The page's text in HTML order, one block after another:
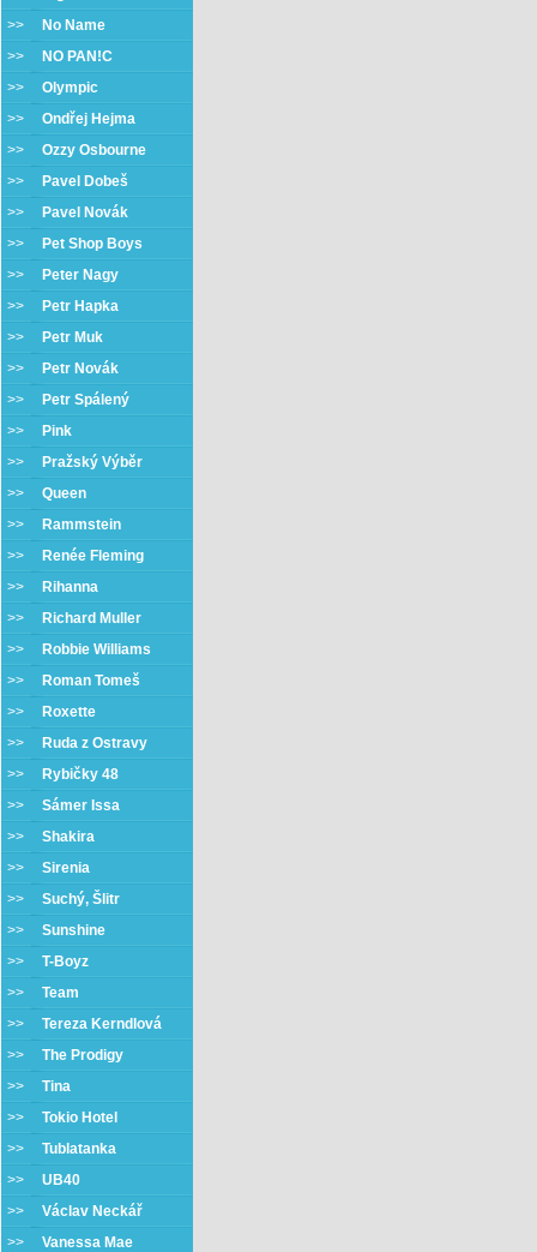
>>
No Name
>>
NO PAN!C
>> Olympic
>> Ondřej Hejma
>> Ozzy Osbourne
>>
Pavel Dobeš
>>
Pavel Novák
>>
Pet Shop Boys
>>
Peter Nagy
>>
Petr Hapka
>>
Petr Muk
>>
Petr Novák
>>
Petr Spálený
>>
Pink
>>
Pražský Výběr
>> Queen
>>
Rammstein
>>
Renée Fleming
>>
Rihanna
>>
Richard Muller
>>
Robbie Williams
>>
Roman Tomeš
>>
Roxette
>>
Ruda z Ostravy
>>
Rybičky 48
>> Sámer Issa
>> Shakira
>> Sirenia
>> Suchý, Šlitr
>> Sunshine
>> T-Boyz
>> Team
>> Tereza Kerndlová
>> The Prodigy
>> Tina
>> Tokio Hotel
>> Tublatanka
>> UB40
>> Václav Neckář
>> Vanessa Mae